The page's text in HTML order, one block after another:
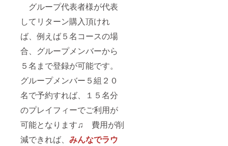
グループ代表者様が代表
してリターン購入頂けれ
ば、例えば５名コースの場
合、グループメンバーから
５名まで登録が可能です。
グループメンバー５組２０
名で予約すれば、１５名分
のプレイフィーでご利用が
可能となります♫ 費用が削
減できれば、 みんなでラウ